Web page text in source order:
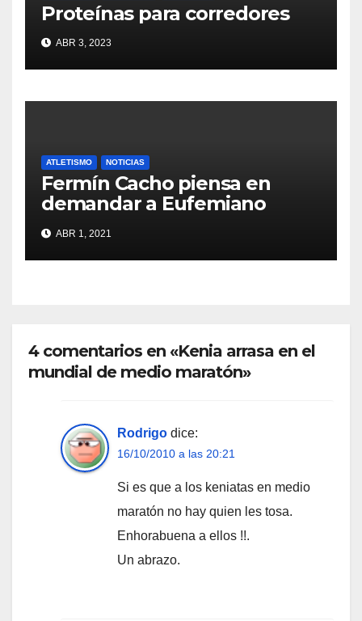
Proteínas para corredores
ABR 3, 2023
ATLETISMO NOTICIAS
Fermín Cacho piensa en
demandar a Eufemiano
Fuentes
ABR 1, 2021
4 comentarios en «Kenia arrasa en el
mundial de medio maratón»
Rodrigo dice:
16/10/2010 a las 20:21
Si es que a los keniatas en medio
maratón no hay quien les tosa.
Enhorabuena a ellos !!.
Un abrazo.